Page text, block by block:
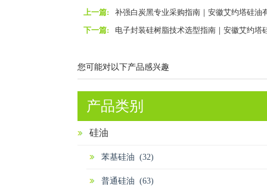
上一篇:
补强白炭黑专业采购指南｜安徽艾约塔硅油
下一篇:
电子封装硅树脂技术选型指南｜安徽艾约塔
您可能对以下产品感兴趣
产品类别
硅油
苯基硅油 (32)
普通硅油 (63)